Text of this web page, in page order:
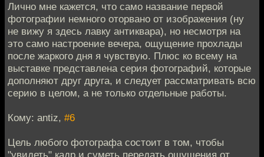
Лично мне кажется, что само название первой
фотографии немного оторвано от изображения (ну
не вижу я здесь лавку антиквара), но несмотря на
это само настроение вечера, ощущение прохлады
после жаркого дня я чувствую. Плюс ко всему на
выставке представлена серия фотографий, которые
дополняют друг друга, и следует рассматривать всю
серию в целом, а не только отдельные работы.
Кому: antiz, #6
Цель любого фотографа состоит в том, чтобы